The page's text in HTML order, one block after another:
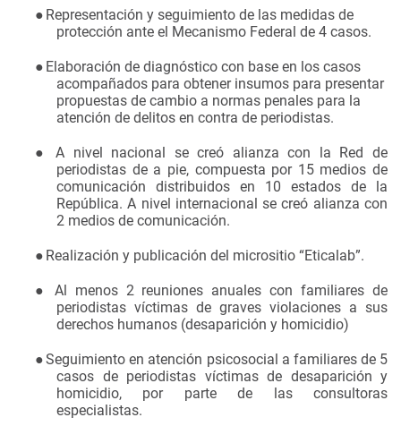
● Representación y seguimiento de las medidas de
protección ante el Mecanismo Federal de 4 casos.
● Elaboración de diagnóstico con base en los casos
acompañados para obtener insumos para presentar
propuestas de cambio a normas penales para la
atención de delitos en contra de periodistas.
●
A nivel nacional se creó alianza con la Red de
periodistas de a pie, compuesta por 15 medios de
comunicación distribuidos en 10 estados de la
República. A nivel internacional se creó alianza con
2 medios de comunicación.
● Realización y publicación del micrositio “Eticalab”.
●
Al menos 2 reuniones anuales con familiares de
periodistas víctimas de graves violaciones a sus
derechos humanos (desaparición y homicidio)
●Seguimiento en atención psicosocial a familiares de 5
casos de periodistas víctimas de desaparición y
homicidio, por parte de las consultoras
especialistas.